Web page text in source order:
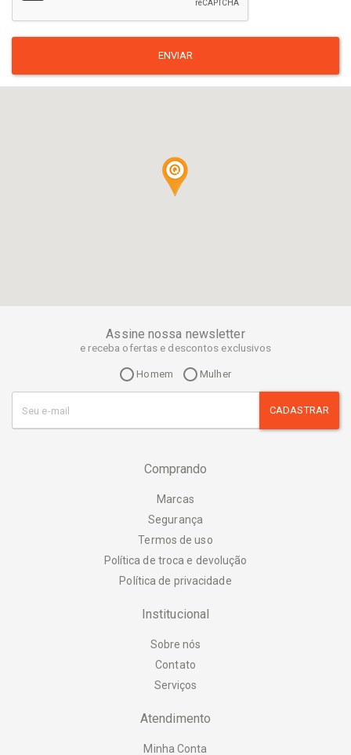
ENVIAR
Assine nossa newsletter
e receba ofertas e descontos exclusivos
Homem Mulher
CADASTRAR
Comprando
Marcas
Segurança
Termos de uso
Política de troca e devolução
Política de privacidade
Institucional
Sobre nós
Contato
Serviços
Atendimento
Minha Conta